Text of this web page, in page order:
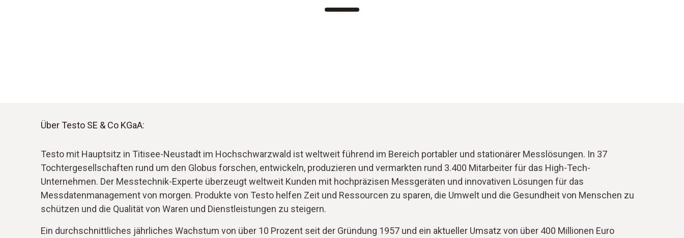
Über Testo SE & Co KGaA:
Testo mit Hauptsitz in Titisee-Neustadt im Hochschwarzwald ist weltweit führend im Bereich portabler und stationärer Messlösungen. In 37
Tochtergesellschaften rund um den Globus forschen, entwickeln, produzieren und vermarkten rund 3.400 Mitarbeiter für das High-Tech-
Unternehmen. Der Messtechnik-Experte überzeugt weltweit Kunden mit hochpräzisen Messgeräten und innovativen Lösungen für das
Messdatenmanagement von morgen. Produkte von Testo helfen Zeit und Ressourcen zu sparen, die Umwelt und die Gesundheit von Menschen zu
schützen und die Qualität von Waren und Dienstleistungen zu steigern.
Ein durchschnittliches jährliches Wachstum von über 10 Prozent seit der Gründung 1957 und ein aktueller Umsatz von über 400 Millionen Euro